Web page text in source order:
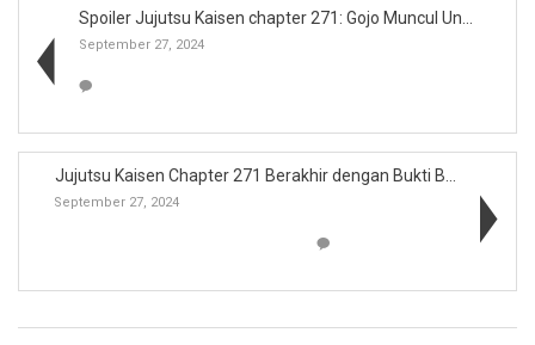
Spoiler Jujutsu Kaisen chapter 271: Gojo Muncul Un...
September 27, 2024
Jujutsu Kaisen Chapter 271 Berakhir dengan Bukti B...
September 27, 2024